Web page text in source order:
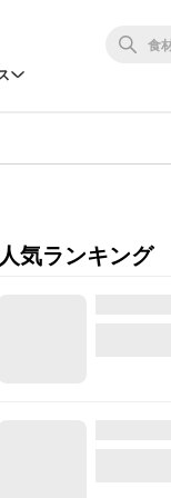
人気ランキング